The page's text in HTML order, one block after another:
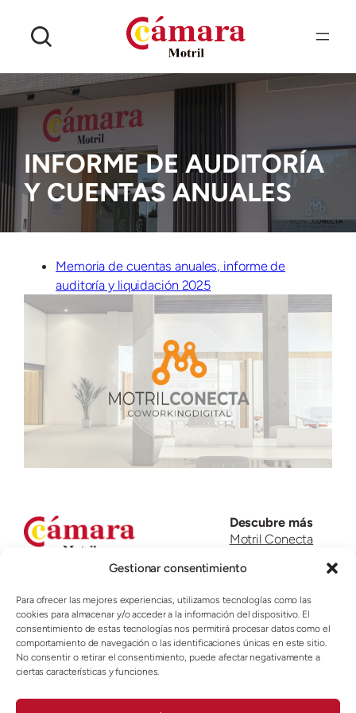
Gestionar consentimiento
Para ofrecer las mejores experiencias, utilizamos tecnologías como las
cookies para almacenar y/o acceder a la información del dispositivo. El
consentimiento de estas tecnologías nos permitirá procesar datos como el
comportamiento de navegación o las identificaciones únicas en este sitio.
No consentir o retirar el consentimiento, puede afectar negativamente a
ciertas características y funciones.
Saltar
contenido
INFORME DE AUDITORÍA
Y CUENTAS ANUALES
Memoria de cuentas anuales, informe de
auditoría y liquidación 2025
958 82 11 60
958 60 91 36
638 42 45 40
Dirección oficina
Descubre más
Motril Conecta
Acelera pyme
Sede